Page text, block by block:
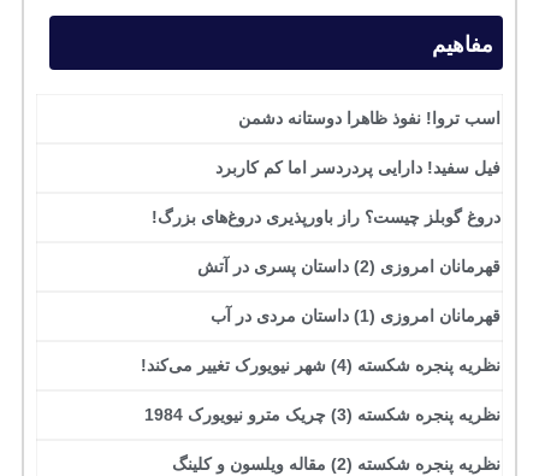
مفاهیم
اسب تروا! نفوذ ظاهرا دوستانه دشمن
فیل سفید! دارایی پردردسر اما کم کاربرد
دروغ گوبلز چیست؟ راز باورپذیری دروغ‌های بزرگ!
قهرمانان امروزی (2) داستان پسری در آتش
قهرمانان امروزی (1) داستان مردی در آب
نظریه پنجره شکسته (4) شهر نیویورک تغییر می‌کند!
نظریه پنجره شکسته (3) چریک مترو نیویورک 1984
نظریه پنجره شکسته (2) مقاله ویلسون و کلینگ